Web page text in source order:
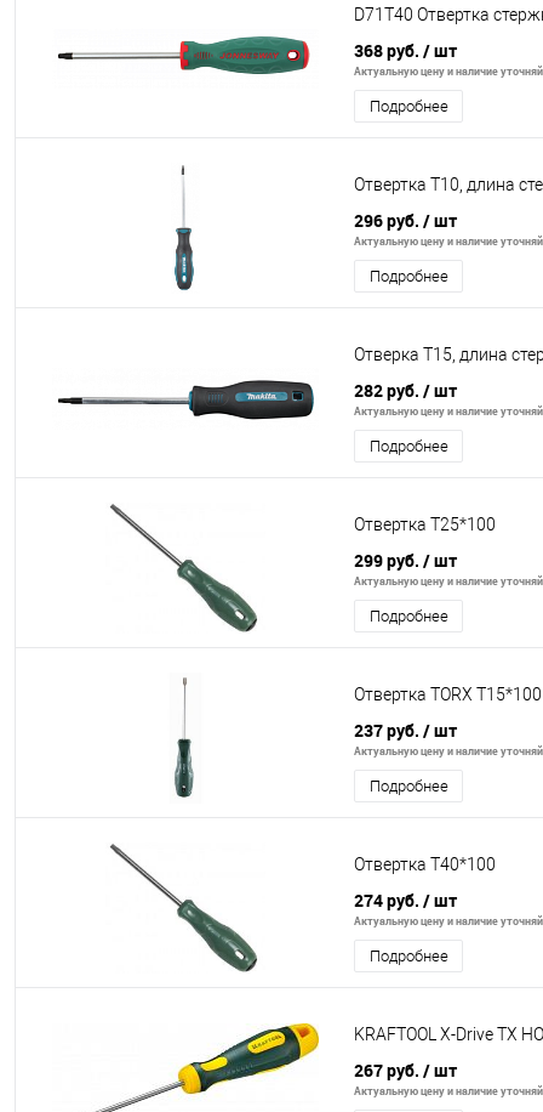
D71T40 Отвертка
368 руб. / шт
Актуальную цену и наличие
Подробнее
Отвертка T10, длина
296 руб. / шт
Актуальную цену и наличие
Подробнее
Отверка T15, длина
282 руб. / шт
Актуальную цену и наличие
Подробнее
Отвертка Т25*100
299 руб. / шт
Актуальную цену и наличие
Подробнее
Отвертка TORX
237 руб. / шт
Актуальную цену и наличие
Подробнее
Отвертка Т40*100
274 руб. / шт
Актуальную цену и наличие
Подробнее
KRAFTOOL Х-Drive TX
267 руб. / шт
Актуальную цену и наличие